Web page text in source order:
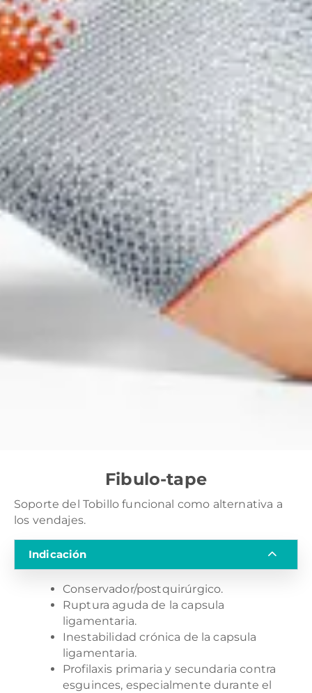
Fibulo-tape
Soporte del Tobillo funcional como alternativa a
los vendajes.
Indicación
Conservador/postquirúrgico.
Ruptura aguda de la capsula
ligamentaria.
Inestabilidad crónica de la capsula
ligamentaria.
Profilaxis primaria y secundaria contra
esguinces, especialmente durante el